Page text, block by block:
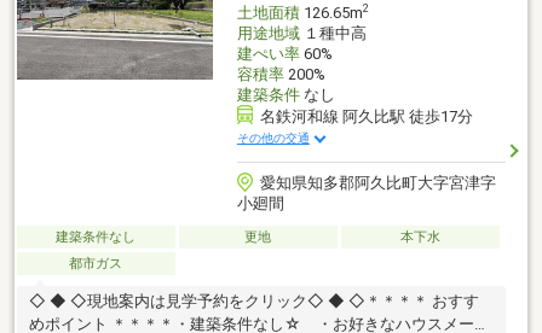
土地面積126.65m2
用途地域１種中高
建ぺい率60%
容積率200%
建築条件なし
名鉄河和線 阿久比駅 徒歩17分
その他の交通
愛知県知多郡阿久比町大字宮津字
小廻間
建築条件なし 更地
本下水
都市ガス
◇ ◆ ◇現地案内は見学予約をクリック◇ ◆ ◇＊＊＊＊ おすす
めポイント ＊＊＊＊・建築条件なし☆ ・お好きなハウスメーカ